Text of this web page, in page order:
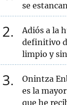
se
2
Adiós a la
definitivo
limpio y
3
Onintza
es la
que he